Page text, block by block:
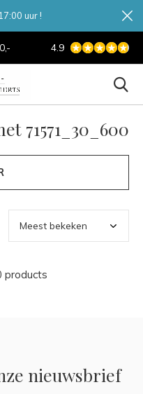
7 Dagen Per
4.9
uur !
71571_30_600
products
nieuwsbrief